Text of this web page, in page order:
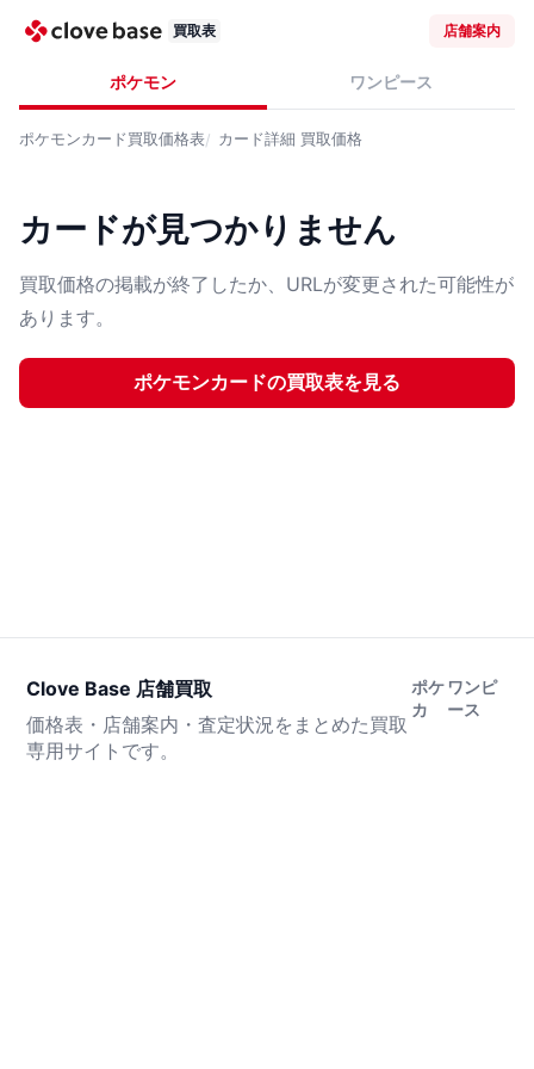
買取表 店舗案内
ポケモン ワンピース
ポケモンカード買取価格表 カード詳細 買取価格
カードが見つかりません
買取価格の掲載が終了したか、URLが変更された可能性が
あります。
ポケモンカードの買取表を見る
Clove Base 店舗買取
価格表・店舗案内・査定状況をまとめた買取
専用サイトです。
ポケ
カ
ワンピ
ース